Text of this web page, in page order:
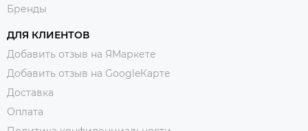
Бренды
ДЛЯ КЛИЕНТОВ
Добавить отзыв на ЯМаркете
Добавить отзыв на GoogleКарте
Доставка
Оплата